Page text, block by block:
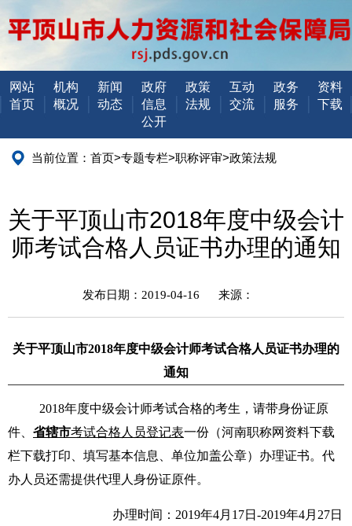
网站
首页
机构
概况
新闻
动态
政府
信息
公开
政策
法规
互动
交流
政务
服务
资料
下载
当前位置： 首页>专题专栏>职称评审>政策法规
关于平顶山市2018年度中级会计
师考试合格人员证书办理的通知
发布日期：2019-04-16 来源：
关于平顶山市2018年度中级会计师考试合格人员证书办理的
通知
2018年度中级会计师考试合格的考生，请带身份证原
件、 省辖市考试合格人员登记表一份（河南职称网资料下载
栏下载打印、填写基本信息、单位加盖公章）办理证书。代
办人员还需提供代理人身份证原件。
办理时间： 2019年4月17日-2019年4月27日